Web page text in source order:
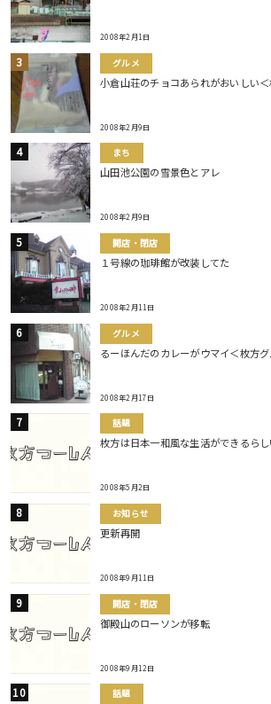
2008年2月1日
グルメ
小倉山荘のチョコあられがおいしい
2008年2月9日
まち
山田池公園の雪景色とアレ
2008年2月9日
開店・閉店
１号線の珈琲館が改装してた
2008年2月11日
グルメ
るーほんだのカレーがウマイ＜枚方
2008年2月17日
話題
枚方は日本一和風な生活ができるらし
2008年5月2日
お知らせ
更新再開
2008年9月11日
開店・閉店
御殿山のローソンが移転
2008年9月12日
話題